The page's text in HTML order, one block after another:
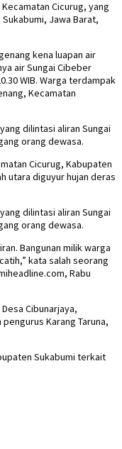
Kecamatan Cicurug, yang
Jawa Barat,
kena luapan air
air Sungai Cibeber
WIB. Warga terdampak
Kecamatan
dilintasi aliran Sungai
orang dewasa.
Cicurug, Kabupaten
utara diguyur hujan deras
dilintasi aliran Sungai
orang dewasa.
Bangunan milik warga
kata salah seorang
Rabu
Cibunarjaya,
Karang Taruna,
Sukabumi terkait